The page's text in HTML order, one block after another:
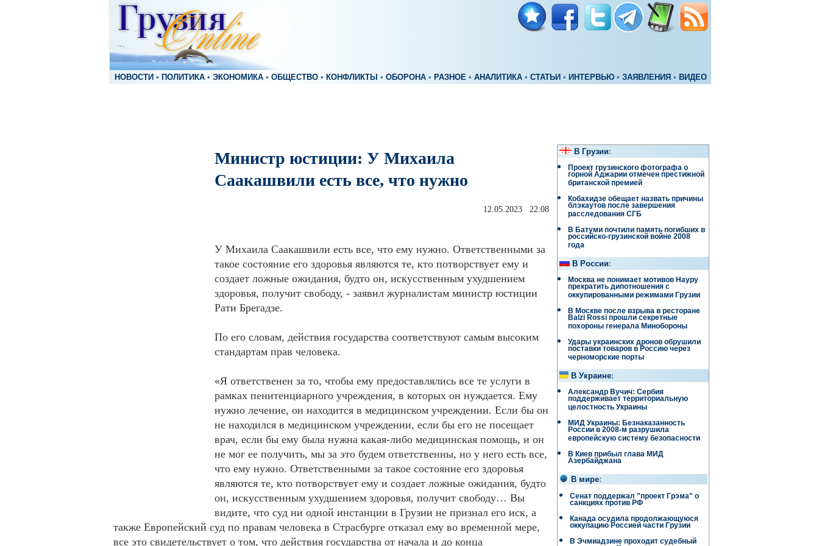
НОВОСТИ • ПОЛИТИКА • ЭКОНОМИКА • ОБЩЕСТВО • КОНФЛИКТЫ • ОБОРОНА • РАЗНОЕ • АНАЛИТИКА • СТАТЬИ • ИНТЕРВЬЮ • ЗАЯВЛЕНИЯ • ВИДЕО
Министр юстиции: У Михаила
Саакашвили есть все, что нужно
12.05.2023 22:08
У Михаила Саакашвили есть все, что ему нужно. Ответственными за
такое состояние его здоровья являются те, кто потворствует ему и
создает ложные ожидания, будто он, искусственным ухудшением
здоровья, получит свободу, - заявил журналистам министр юстиции
Рати Брегадзе.
По его словам, действия государства соответствуют самым высоким
стандартам прав человека.
«Я ответственен за то, чтобы ему предоставлялись все те услуги в
рамках пенитенциарного учреждения, в которых он нуждается. Ему
нужно лечение, он находится в медицинском учреждении. Если бы он
не находился в медицинском учреждении, если бы его не посещает
врач, если бы ему была нужна какая-либо медицинская помощь, и он
не мог ее получить, мы за это будем ответственны, но у него есть все,
что ему нужно. Ответственными за такое состояние его здоровья
являются те, кто потворствует ему и создает ложные ожидания, будто
он, искусственным ухудшением здоровья, получит свободу… Вы
видите, что суд ни одной инстанции в Грузии не признал его иск, а
также Европейский суд по правам человека в Страсбурге отказал ему во временной мере,
все это свидетельствует о том, что действия государства от начала и до конца
В Грузии:
Проект грузинского фотографа о
горной Аджарии отмечен престижной
британской премией
Кобахидзе обещает назвать причины
блэкаутов после завершения
расследования СГБ
В Батуми почтили память погибших в
российско-грузинской войне 2008
года
В России:
Москва не понимает мотивов Науру
прекратить дипотношения с
оккупированными режимами Грузии
В Москве после взрыва в ресторане
Balzi Rossi прошли секретные
похороны генерала Минобороны
Удары украинских дронов обрушили
поставки товаров в Россию через
черноморские порты
В Украине:
Александр Вучич: Сербия
поддерживает территориальную
целостность Украины
МИД Украины: Безнаказанность
России в 2008-м разрушила
европейскую систему безопасности
В Киев прибыл глава МИД
Азербайджана
В мире:
Сенат поддержал "проект Грэма" о
санкциях против РФ
Канада осудила продолжающуюся
оккупацию Россией части Грузии
В Эчмиадзине проходит судебный